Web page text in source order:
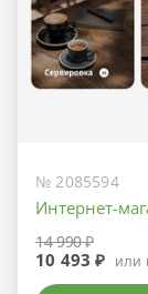
№ 2085594
Интернет-
14 990 ₽
10 493 ₽ или